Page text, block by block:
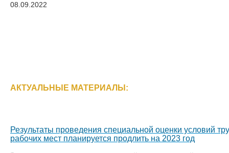
08.09.2022
АКТУАЛЬНЫЕ МАТЕРИАЛЫ:
Результаты проведения специальной оценки условий
рабочих мест планируется продлить на 2023 год